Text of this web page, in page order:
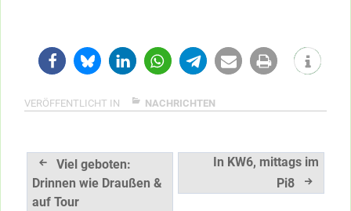
VERÖFFENTLICHT IN NACHRICHTEN
Beitragsnavigation
Viel geboten:
Drinnen wie Draußen &
auf Tour
In KW6, mittags im
Pi8